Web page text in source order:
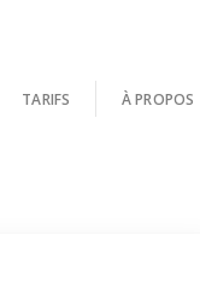
TARIFS À PROPOS